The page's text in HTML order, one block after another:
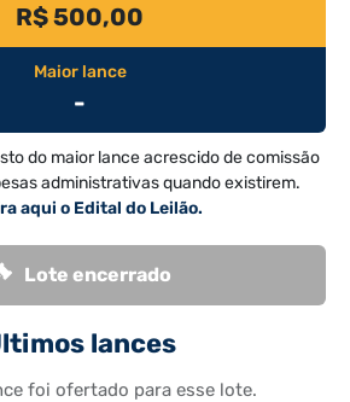
R$ 500,00
Maior lance
-
do maior lance acrescido de comissão
administrativas quando existirem.
aqui o Edital do Leilão.
Lote encerrado
lances
foi ofertado para esse lote.